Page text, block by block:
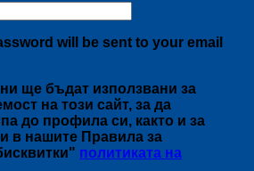
will be sent to your email
ще бъдат използвани за
на този сайт, за да
до профила си, както и за
в нашите Правила за
политиката на